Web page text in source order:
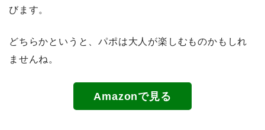
びます。
どちらかというと、パポは大人が楽しむものかもしれ
ませんね。
Amazonで見る